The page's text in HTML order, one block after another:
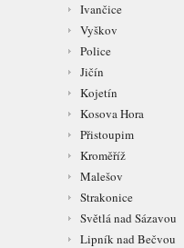
Ivančice
Vyškov
Police
Jičín
Kojetín
Kosova Hora
Přistoupim
Kroměříž
Malešov
Strakonice
Světlá nad Sázavou
Lipník nad Bečvou